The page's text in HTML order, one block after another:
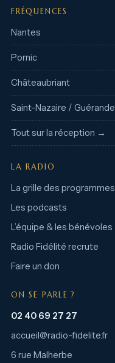
FRÉQUENCES
Nantes
Pornic
Châteaubriant
Saint-Nazaire / Guérande
Tout sur la réception →
LA RADIO
La grille des programmes
Les podcasts
L’équipe & les bénévoles
Radio Fidélité recrute
Faire un don
ON SE PARLE ?
02 40 69 27 27
accueil@radio-fidelite.fr
6 rue Malherbe